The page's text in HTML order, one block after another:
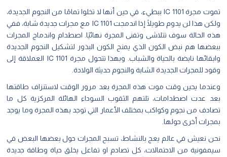
تموت مجرة IC 1101 ببطيء، في حين أنها لا تخلوا تمامًا من النجوم الجديدة،
ولكن هذا لن يدوم طويلًا إذا اندمجت IC 1101 مع مجرات جديدة شابة، ففي
الحالة سوف تتلاشى وتفنى المجرة نهائيًا. اصطدام واندماج المجرات
هم نبض الكون الذي يمنح الكون البذور لتشكيل النجوم الجديدة
وابقائها نابضة بالحياة والشباب. وبهذا تتحول مجرة IC 1101 العملاقة إلى
للمجرات الجديدة الشابة والنجوم حديثة الولادة.
يحين وقت موت هذه المجرة بعد مرور الوقت لاستنزاف طاقتها
عدت اصطدامات، تلتهم الثقوب السوداء الهائلة المركزية كل ما
من نجوم وكواكب بمختلف الأعمار التي توجد بهذه المجرة وما يوجد
أخرى حولها.
نعيش في عالم يعج بالنشاط، تسبح المجرات حول بعضها البعض في
من الاحتمالات، كل تصادم او تفاعل يخلق حياة وطاقة جديدة